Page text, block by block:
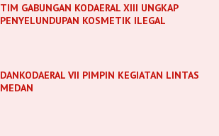
TIM GABUNGAN KODAERAL XIII UNGKAP
PENYELUNDUPAN KOSMETIK ILEGAL
DANKODAERAL VII PIMPIN KEGIATAN LINTAS
MEDAN